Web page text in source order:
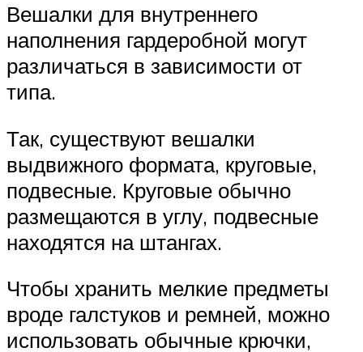
Вешалки для внутреннего
наполнения гардеробной могут
различаться в зависимости от
типа.
Так, существуют вешалки
выдвижного формата, круговые,
подвесные. Круговые обычно
размещаются в углу, подвесные
находятся на штангах.
Чтобы хранить мелкие предметы
вроде галстуков и ремней, можно
использовать обычные крючки,